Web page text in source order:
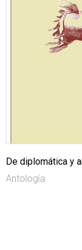
De diplomática y
Antología